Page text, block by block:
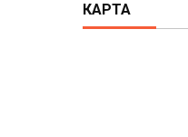
КАРТА